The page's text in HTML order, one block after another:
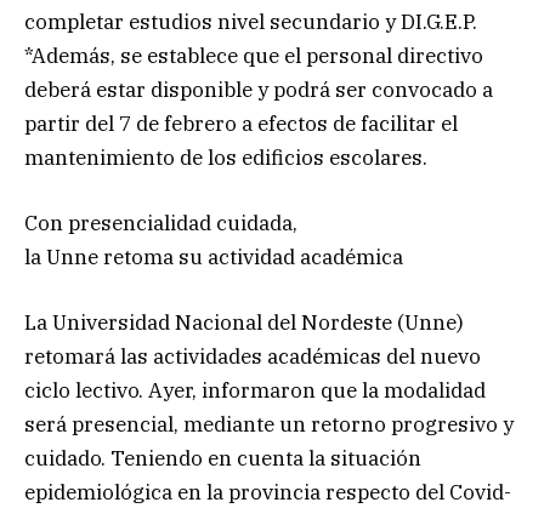
completar estudios nivel secundario y DI.G.E.P.
*Además, se establece que el personal directivo
deberá estar disponible y podrá ser convocado a
partir del 7 de febrero a efectos de facilitar el
mantenimiento de los edificios escolares.
Con presencialidad cuidada,
la Unne retoma su actividad académica
La Universidad Nacional del Nordeste (Unne)
retomará las actividades académicas del nuevo
ciclo lectivo. Ayer, informaron que la modalidad
será presencial, mediante un retorno progresivo y
cuidado. Teniendo en cuenta la situación
epidemiológica en la provincia respecto del Covid-